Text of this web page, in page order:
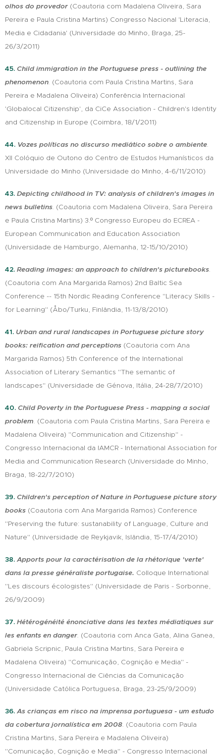
olhos do provedor (Coautoria com Madalena Oliveira, Sara
Pereira e Paula Cristina Martins) Congresso Nacional 'Literacia,
Media e Cidadania' (Universidade do Minho, Braga, 25-
26/3/2011)
45. Child immigration in the Portuguese press - outlining the
phenomenon. (Coautoria com Paula Cristina Martins, Sara
Pereira e Madalena Oliveira) Conferência Internacional
'Globalocal Citizenship', da CiCe Association - Children's Identity
and Citizenship in Europe (Coimbra, 18/1/2011)
44. Vozes políticas no discurso mediático sobre o ambiente.
XII Colóquio de Outono do Centro de Estudos Humanísticos da
Universidade do Minho (Universidade do Minho, 4-6/11/2010)
43. Depicting childhood in TV: analysis of children's images in
news bulletins. (Coautoria com Madalena Oliveira, Sara Pereira
e Paula Cristina Martins) 3.º Congresso Europeu do ECREA -
European Communication and Education Association
(Universidade de Hamburgo, Alemanha, 12-15/10/2010)
42. Reading images: an approach to children's picturebooks.
(Coautoria com Ana Margarida Ramos) 2nd Baltic Sea
Conference -- 15th Nordic Reading Conference "Literacy Skills -
for Learning" (Åbo/Turku, Finlândia, 11-13/8/2010)
41. Urban and rural landscapes in Portuguese picture story
books: reification and perceptions (Coautoria com Ana
Margarida Ramos) 5th Conference of the International
Association of Literary Semantics "The semantic of
landscapes" (Universidade de Génova, Itália, 24-28/7/2010)
40. Child Poverty in the Portuguese Press - mapping a social
problem. (Coautoria com Paula Cristina Martins, Sara Pereira e
Madalena Oliveira) "Communication and Citizenship" -
Congresso Internacional da IAMCR - International Association for
Media and Communication Research (Universidade do Minho,
Braga, 18-22/7/2010)
39. Children's perception of Nature in Portuguese picture story
books (Coautoria com Ana Margarida Ramos) Conference
"Preserving the future: sustanability of Language, Culture and
Nature" (Universidade de Reykjavik, Islândia, 15-17/4/2010)
38. Apports pour la caractérisation de la rhétorique 'verte'
dans la presse généraliste portugaise. Colloque International
"Les discours écologistes" (Universidade de Paris - Sorbonne,
26/9/2009)
37. Hétérogénéité énonciative dans les textes médiatiques sur
les enfants en danger. (Coautoria com Anca Gata, Alina Ganea,
Gabriela Scripnic, Paula Cristina Martins, Sara Pereira e
Madalena Oliveira) "Comunicação, Cognição e Media" -
Congresso Internacional de Ciências da Comunicação
(Universidade Católica Portuguesa, Braga, 23-25/9/2009)
36. As crianças em risco na imprensa portuguesa - um estudo
da cobertura jornalística em 2008. (Coautoria com Paula
Cristina Martins, Sara Pereira e Madalena Oliveira)
"Comunicação, Cognição e Media" - Congresso Internacional